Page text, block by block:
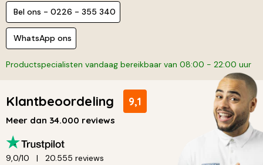
Bel ons - 0226 - 355 340
WhatsApp ons
Productspecialisten vandaag bereikbaar van 08:00 - 22:00 uur
Klantbeoordeling 9,1
Meer dan 34.000 reviews
9,0/10 20.555 reviews